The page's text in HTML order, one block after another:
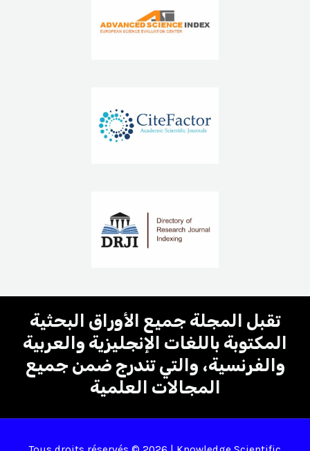
تقبل المجلة جميع الأوراق البحثية
المكتوبة باللغات الإنجليزية والعربية
والفرنسية، والتي تندرج ضمن جميع
المجالات العلمية